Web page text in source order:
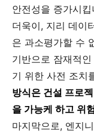
안전성을 증가시킵
더욱이, 지리 데이
은 과소평가할 수
기반으로 잠재적
기 위한 사전 조치
방식은 건설 프로
을 가능케 하고 위
마지막으로, 엔지